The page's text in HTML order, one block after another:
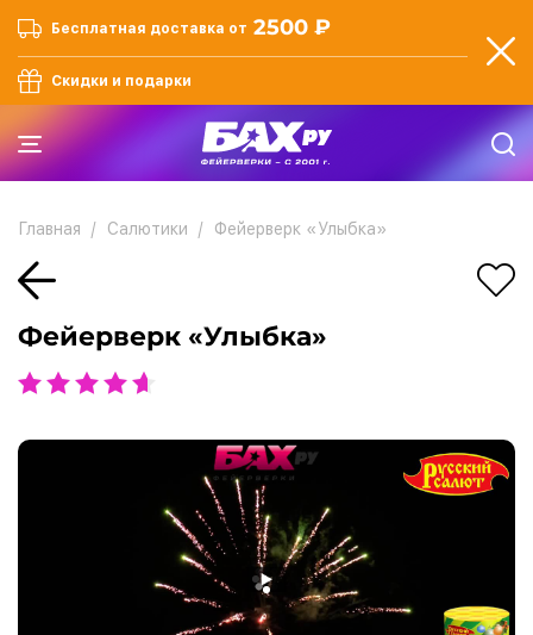
Бесплатная доставка от 2500 ₽
Скидки и подарки
Главная Салютики Фейерверк «Улыбка»
Фейерверк «Улыбка»